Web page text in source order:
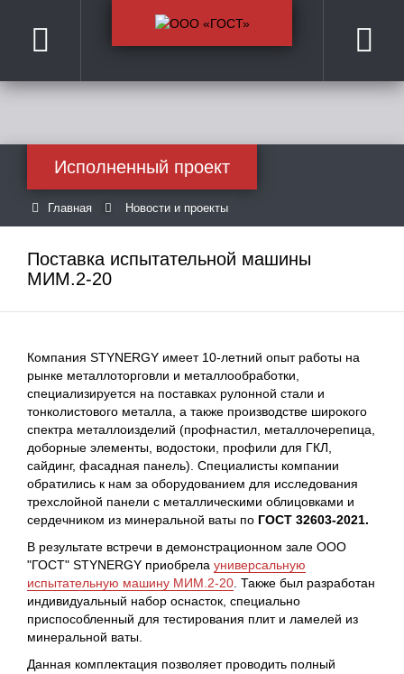
Исполненный проект
Главная Новости и проекты
Поставка испытательной машины
МИМ.2-20
Компания STYNERGY имеет 10-летний опыт работы на
рынке металлоторговли и металлообработки,
специализируется на поставках рулонной стали и
тонколистового металла, а также производстве широкого
спектра металлоизделий (профнастил, металлочерепица,
доборные элементы, водостоки, профили для ГКЛ,
сайдинг, фасадная панель). Специалисты компании
обратились к нам за оборудованием для исследования
трехслойной панели с металлическими облицовками и
сердечником из минеральной ваты по ГОСТ 32603-2021.
В результате встречи в демонстрационном зале ООО
"ГОСТ" STYNERGY приобрела универсальную
испытательную машину МИМ.2-20 . Также был разработан
индивидуальный набор оснасток, специально
приспособленный для тестирования плит и ламелей из
минеральной ваты.
Данная комплектация позволяет проводить полный